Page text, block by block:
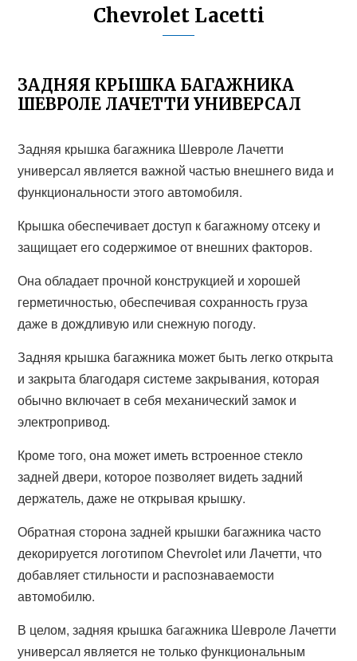
Chevrolet Lacetti
ЗАДНЯЯ КРЫШКА БАГАЖНИКА
ШЕВРОЛЕ ЛАЧЕТТИ УНИВЕРСАЛ
Задняя крышка багажника Шевроле Лачетти
универсал является важной частью внешнего вида и
функциональности этого автомобиля.
Крышка обеспечивает доступ к багажному отсеку и
защищает его содержимое от внешних факторов.
Она обладает прочной конструкцией и хорошей
герметичностью, обеспечивая сохранность груза
даже в дождливую или снежную погоду.
Задняя крышка багажника может быть легко открыта
и закрыта благодаря системе закрывания, которая
обычно включает в себя механический замок и
электропривод.
Кроме того, она может иметь встроенное стекло
задней двери, которое позволяет видеть задний
держатель, даже не открывая крышку.
Обратная сторона задней крышки багажника часто
декорируется логотипом Chevrolet или Лачетти, что
добавляет стильности и распознаваемости
автомобилю.
В целом, задняя крышка багажника Шевроле Лачетти
универсал является не только функциональным